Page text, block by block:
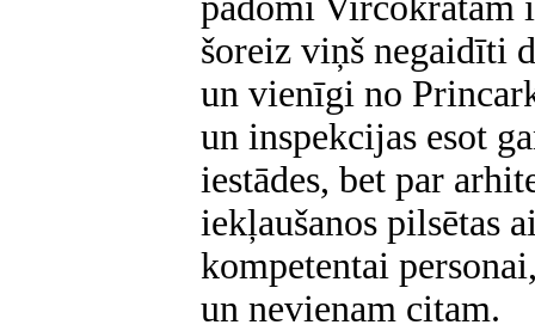
šoreiz viņš negaidīti
un vienīgi no
un inspekcijas esot
iestādes, bet par
iekļaušanos pilsētas
kompetentai
un nevienam citam.